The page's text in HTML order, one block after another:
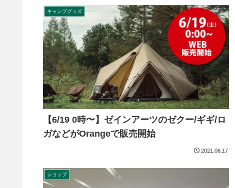
キャンプグッズ
【6/19 0時〜】ゼインアーツのゼクー/ギギ/ロ
ガなどがOrangeで販売開始
2021.06.17
ショップ